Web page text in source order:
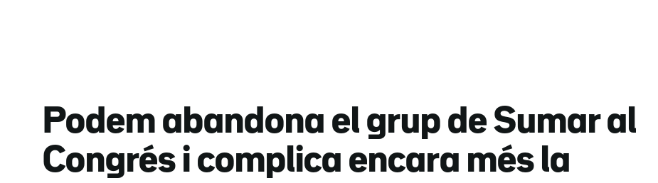
Podem abandona el grup de Sumar al
Congrés i complica encara més la